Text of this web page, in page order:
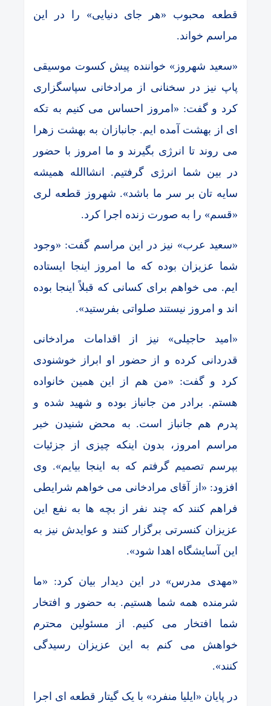
قطعه محبوب «هر جای دنیایی» را در این
مراسم خواند.
«سعید شهروز» خواننده پیش کسوت موسیقی
پاپ نیز در سخنانی از مرادخانی سپاسگزاری
کرد و گفت: «امروز احساس می کنیم به تکه
ای از بهشت آمده ایم. جانبازان به بهشت زهرا
می روند تا انرژی بگیرند و ما امروز با حضور
در بین شما انرژی گرفتیم. انشاالله همیشه
سایه تان بر سر ما باشد». شهروز قطعه لری
«قسم» را به صورت زنده اجرا کرد.
«سعید عرب» نیز در این مراسم گفت: «وجود
شما عزیزان بوده که ما امروز اینجا ایستاده
ایم. می خواهم برای کسانی که قبلاً اینجا بوده
اند و امروز نیستند صلواتی بفرستید».
«امید حاجیلی» نیز از اقدامات مرادخانی
قدردانی کرده و از حضور او ابراز خوشنودی
کرد و گفت: «من هم از این همین خانواده
هستم. برادر من جانباز بوده و شهید شده و
پدرم هم جانباز است. به محض شنیدن خبر
مراسم امروز، بدون اینکه چیزی از جزئیات
بپرسم تصمیم گرفتم که به اینجا بیایم». وی
افزود: «از آقای مرادخانی می خواهم شرایطی
فراهم کنند که چند نفر از بچه ها به نفع این
عزیزان کنسرتی برگزار کنند و عوایدش نیز به
این آسایشگاه اهدا شود».
«مهدی مدرس» در این دیدار بیان کرد: «ما
شرمنده همه شما هستیم. به حضور و افتخار
شما افتخار می کنیم. از مسئولین محترم
خواهش می کنم به این عزیزان رسیدگی
کنند».
در پایان «ایلیا منفرد» با یک گیتار قطعه ای اجرا